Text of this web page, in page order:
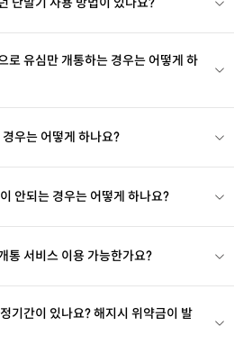
로 유심만 개통하는 경우는 어떻게 하
우는 어떻게 하나요?
안되는 경우는 어떻게 하나요?
통 서비스 이용 가능한가요?
기간이 있나요? 해지시 위약금이 발